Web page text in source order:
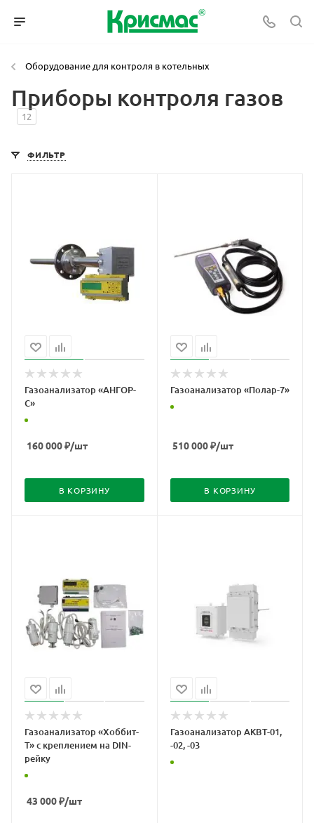
Оборудование для контроля в котельных
Приборы контроля газов
12
ФИЛЬТР
Газоанализатор «АНГОР-
С»
160 000₽/шт
В КОРЗИНУ
Газоанализатор «Полар-7»
510 000₽/шт
В КОРЗИНУ
Газоанализатор «Хоббит-
Т» с креплением на DIN-
рейку
43 000₽/шт
Газоанализатор АКВТ-01,
-02, -03